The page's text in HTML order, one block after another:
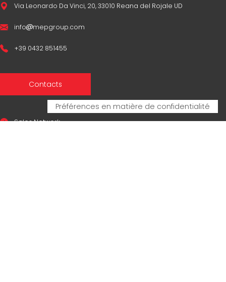
Via Leonardo Da Vinci, 20, 33010 Reana del Rojale UD
info mepgroup.com
+39 0432 851455
Contacts
Sales Network